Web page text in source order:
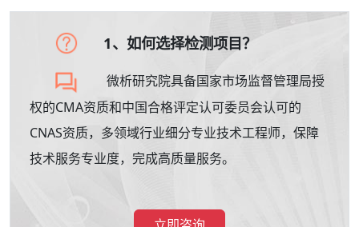
1、如何选择检测项目？
微析研究院具备国家市场监督管理局授
权的CMA资质和中国合格评定认可委员会认可的
CNAS资质，多领域行业细分专业技术工程师，保障
技术服务专业度，完成高质量服务。